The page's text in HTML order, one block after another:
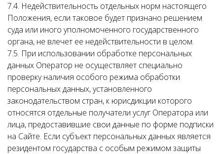
7.4. Недействительность отдельных норм настоящего
Положения, если таковое будет признано решением
суда или иного уполномоченного государственного
органа, не влечет ее недействительности в целом.
7.5. При использовании обработке персональных
данных Оператор не осуществляет специально
проверку наличия особого режима обработки
персональных данных, установленного
законодательством стран, к юрисдикции которого
относятся отдельные получатели услуг Оператора или
лица, предоставившие свои данные по форме подписки
на Сайте. Если субъект персональных данных является
резидентом государства с особым режимом защиты